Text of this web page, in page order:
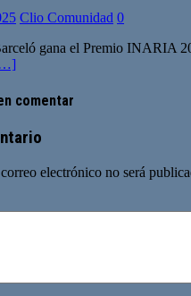
Clio Comunidad 0
gana el Premio INARIA
comentar
electrónico no será